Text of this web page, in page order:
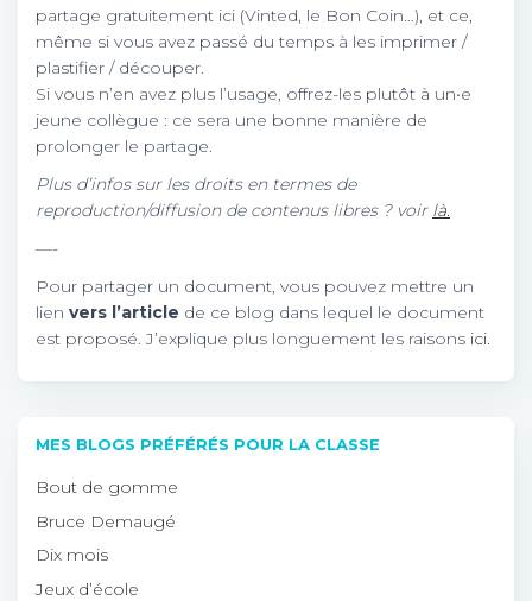
partage gratuitement ici (Vinted, le Bon Coin…), et ce,
même si vous avez passé du temps à les imprimer /
plastifier / découper.
Si vous n’en avez plus l’usage, offrez-les plutôt à un•e
jeune collègue : ce sera une bonne manière de
prolonger le partage.
Plus d’infos sur les droits en termes de
reproduction/diffusion de contenus libres ? voir là.
—-
Pour partager un document, vous pouvez mettre un
lien vers l’article de ce blog dans lequel le document
est proposé. J’explique plus longuement les raisons ici.
MES BLOGS PRÉFÉRÉS POUR LA CLASSE
Bout de gomme
Bruce Demaugé
Dix mois
Jeux d’école